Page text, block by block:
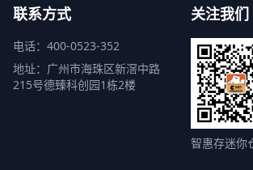
联系方式
电话：400-0523-352
地址：广州市海珠区新滘中路
215号德臻科创园1栋2楼
关注我们
智惠存迷你